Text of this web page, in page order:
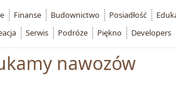
nawozów
Finanse Budownictwo Posiadłość
Serwis Podróże Piękno Developers